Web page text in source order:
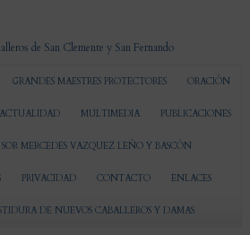
GRANDES MAESTRES PROTECTORES ORACIÓN
ACTUALIDAD MULTIMEDIA PUBLICACIONES
MERCEDES VAZQUEZ LEÑO Y BASCÓN
PRIVACIDAD CONTACTO ENLACES
DE NUEVOS CABALLEROS Y DAMAS